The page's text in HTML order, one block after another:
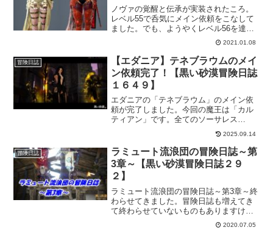
ノヴァの覚醒と伝承が実装されたころ。
レベル55で呑気にメイン依頼をこなして
ました。でも、ようやくレベル56を達成
して覚醒依頼を受けられるところまでき
ました！メイン依頼って貢献度はもらえ
ても経験値がなかなか入んないからサブ
依頼しないとレベル上がりにくい。
2021.01.08
冒険日誌
【エダニア】テネブラウムのメイ
ン依頼完了！【黒い砂漠冒険日誌
１６４９】
エダニアの「テネブラウム」のメイン依
頼が完了しました。今回の魔王は「カル
ティアン」です。全てのソーサレス
の”母”と言える、カルティアンが何故敵対
関係となり、冒険者に襲い掛かるのか？
そしてカルティアンの正体とは！？なん
て感じです。
2025.09.14
冒険日誌
ラミュート流浪団の冒険日誌～第
3章～【黒い砂漠冒険日誌２９
２】
ラミュート流浪団の冒険日誌～第3章～終
わらせてきました。冒険日誌も増えてき
て終わらせていないものもありますけ
ど、出来るところからボチボチ進めてま
2020.07.05